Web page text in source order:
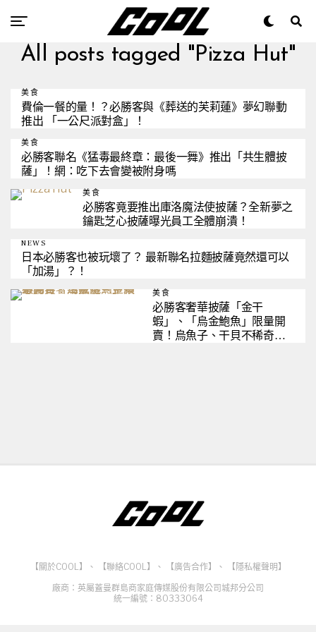
All posts tagged "Pizza Hut"
美食
費倫一餐的量！？必勝客與《葬送的芙莉蓮》夢幻聯動
推出 「一公尺派對盒」！
美食
必勝客聯名《猛毒最終章：最後一舞》推出「共生體披
薩」！網：吃下去會變被附身嗎
美食
必勝客竟要推出庫洛魔法使披薩？全新夢之
鑰匙芝心披薩曝光員工全體崩潰！
NEWS
日本必勝客也被玩壞了？ 最新聯名拉麵披薩竟然還可以
「加湯」？！
美食
必勝客奢華披薩「金干
蝦」、「烏金鮑魚」限量開
賣！烏魚子、干貝不稀奇，
【關於COOL】 、 【聯絡COOL】 、 【廣告合作】 、
【隱私權聲明】
廠商：英屬蓋曼群島商家庭傳媒股份有限公司城邦分公司
統一編號：80333064